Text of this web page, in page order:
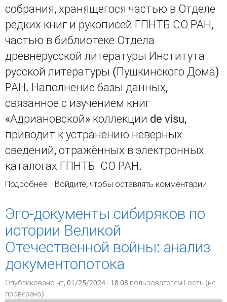
собрания, хранящегося частью в Отделе
редких книг и рукописей ГПНТБ СО РАН,
частью в библиотеке Отдела
древнерусской литературы Института
русской литературы (Пушкинского Дома)
РАН. Наполнение базы данных,
связанное с изучением книг
«Адриановской» коллекции de visu,
приводит к устранению неверных
сведений, отражённых в электронных
каталогах ГПНТБ СО РАН.
Подробнее о База данных «Библиотека В. П. Адриановой-
Войдите, чтобы оставлять комментарии
Эго-документы сибиряков по
истории Великой
Отечественной войны: анализ
документопотока
Опубликовано чт, 01/25/2024 - 18:08 пользователем Гость (не
проверено)